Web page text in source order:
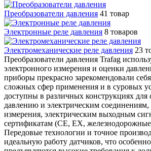
Преобразователи давления 41 товар
Электронные реле давления 8 товаров
Электромеханические реле давления 23
Преобразователи давления Trafag
электронного измерения и оценки
приборы прекрасно зарекомендовали
сложных сфер применения и в суровых
доступны в различных конструкциях для
давлению и электрическим
измерения, электрическим выходным
сертификатам (CE, EX,
Передовые технологии и точное
идеальную работу датчиков, что